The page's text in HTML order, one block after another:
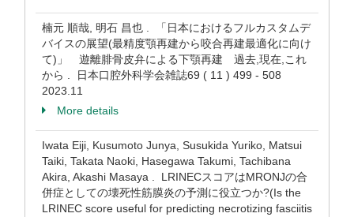
楠元 順哉, 明石 昌也 . 「日本におけるフルカスタムデ
バイスの展望(最精度顎再建から咬合再建最適化に向け
て)」 遊離腓骨皮弁による下顎再建 過去,現在,これ
から . 日本口腔外科学会雑誌69 ( 11 ) 499 - 508
2023.11
More details
Iwata Eiji, Kusumoto Junya, Susukida Yuriko, Matsui
Taiki, Takata Naoki, Hasegawa Takumi, Tachibana
Akira, Akashi Masaya . LRINECスコアはMRONJの合
併症としての壊死性筋膜炎の予測に役立つか?(Is the
LRINEC score useful for predicting necrotizing fasciitis